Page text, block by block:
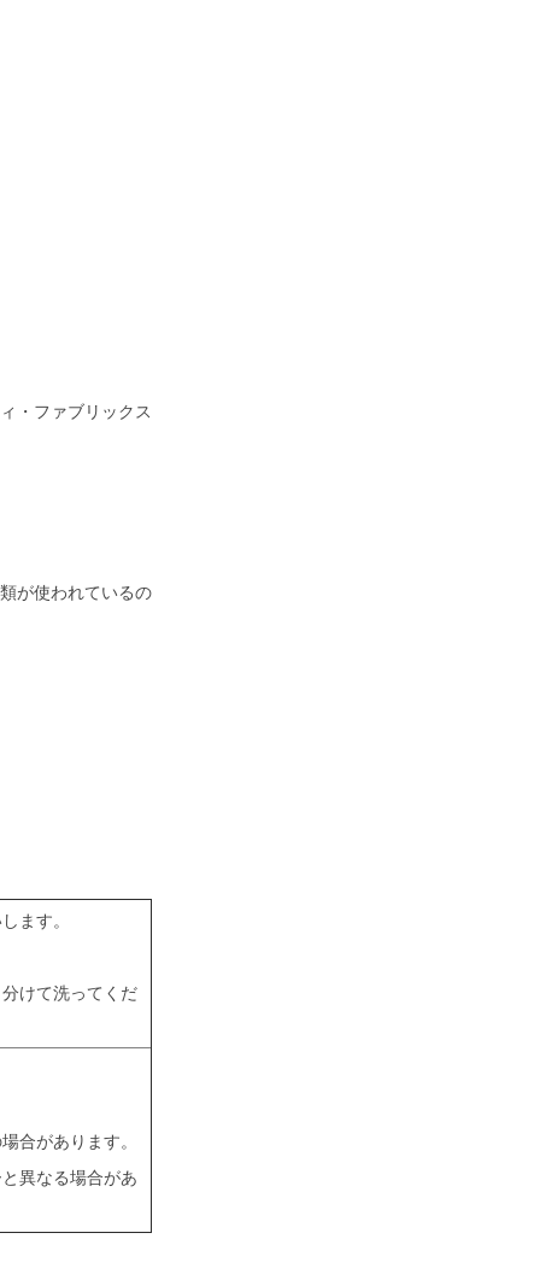
・ファブリックス
が使われているの
ます。
けて洗ってくだ
合があります。
異なる場合があ